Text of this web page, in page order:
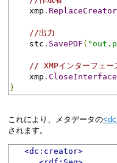
    xmp
. ReplaceCreator
//出力
    stc
. SavePDF (
// XMPインターフェー
    xmp
. CloseInterface
}
これにより、メタデータの
されます。
<dc:creator>